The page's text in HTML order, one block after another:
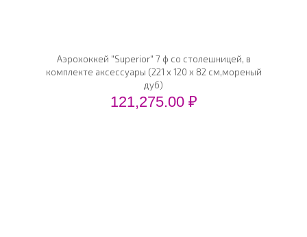
Аэрохоккей "Superior" 7 ф со столешницей, в
комплекте аксессуары (221 x 120 x 82 см,мореный
дуб)
121,275.00 ₽